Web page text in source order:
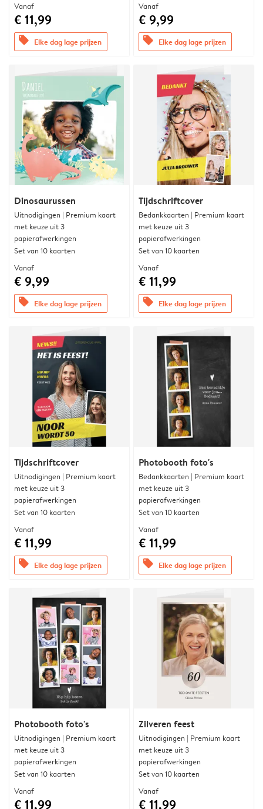
Vanaf
€ 11,99
offers Elke dag lage prijzen
Vanaf
€ 9,99
offers Elke dag lage prijzen
Dinosaurussen
Uitnodigingen | Premium kaart
met keuze uit 3
papierafwerkingen
Set van 10 kaarten
Vanaf
€ 9,99
offers Elke dag lage prijzen
Tijdschriftcover
Bedankkaarten | Premium kaart
met keuze uit 3
papierafwerkingen
Set van 10 kaarten
Vanaf
€ 11,99
offers Elke dag lage prijzen
Tijdschriftcover
Uitnodigingen | Premium kaart
met keuze uit 3
papierafwerkingen
Set van 10 kaarten
Vanaf
€ 11,99
offers Elke dag lage prijzen
Photobooth foto's
Bedankkaarten | Premium kaart
met keuze uit 3
papierafwerkingen
Set van 10 kaarten
Vanaf
€ 11,99
offers Elke dag lage prijzen
Photobooth foto's
Uitnodigingen | Premium kaart
met keuze uit 3
papierafwerkingen
Set van 10 kaarten
Vanaf
€ 11,99
Zilveren feest
Uitnodigingen | Premium kaart
met keuze uit 3
papierafwerkingen
Set van 10 kaarten
Vanaf
€ 11,99